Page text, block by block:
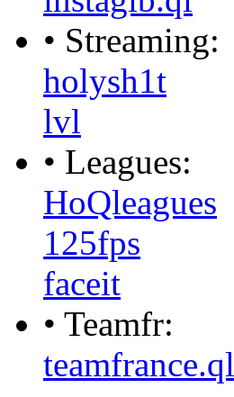
• Streaming:
holysh1t
lvl
• Leagues:
HoQleagues
125fps
faceit
• Teamfr:
teamfrance.ql